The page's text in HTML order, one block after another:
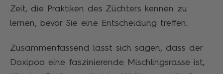
Zeit, die Praktiken des Züchters kennen zu
lernen, bevor Sie eine Entscheidung treffen.
Zusammenfassend lässt sich sagen, dass der
Doxipoo eine faszinierende Mischlingsrasse ist,